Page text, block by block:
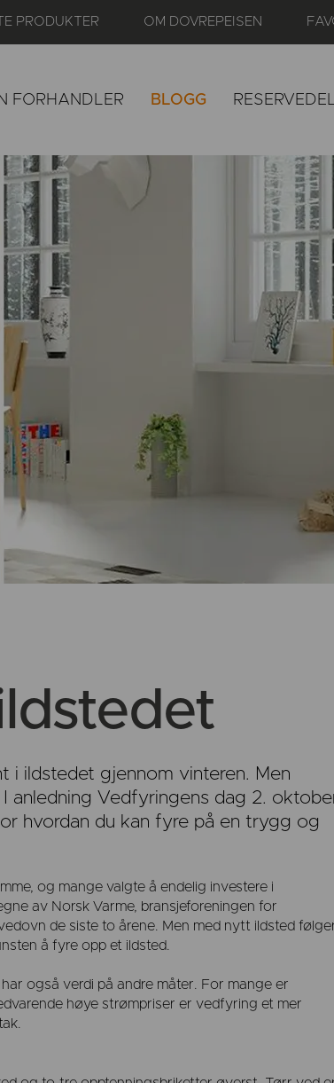
PRODUKTER OM DOVREPEISEN
FORHANDLER BLOGG
i ildstedet gjennom vinteren. Men
anledning Vedfyringens dag 2.
hvordan du kan fyre på en trygg og
og mange valgte å endelig investere i
av Norsk Varme, bransjeforeningen for
de siste to årene. Men med nytt ildsted
å fyre opp et ildsted.
også verdi på andre måter. For mange er
høye strømpriser er vedfyring et mer